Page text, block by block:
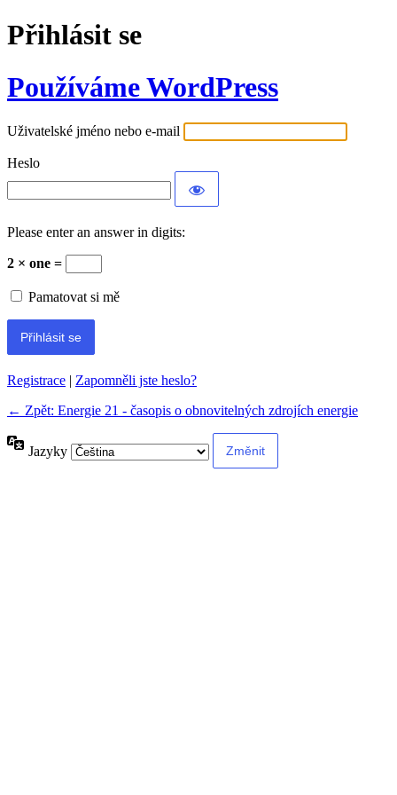
Přihlásit se
Používáme WordPress
Uživatelské jméno nebo e-mail
Heslo
Please enter an answer in digits:
2 × one =
Pamatovat si mě
Registrace | Zapomněli jste heslo?
← Zpět: Energie 21 - časopis o obnovitelných zdrojích energie
Jazyky